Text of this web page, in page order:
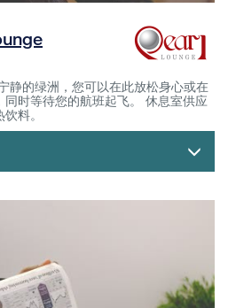
静的绿洲，您可以在此放松身心或在
时等待您的航班起飞。 休息室供应
料。